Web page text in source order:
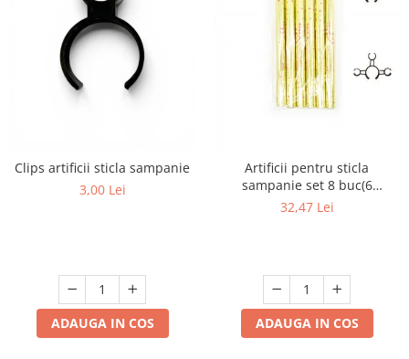
Clips artificii sticla sampanie
3,00 Lei
ADAUGA IN COS
Artificii pentru sticla
sampanie set 8 buc(6
artificii+2cleme)
32,47 Lei
ADAUGA IN COS